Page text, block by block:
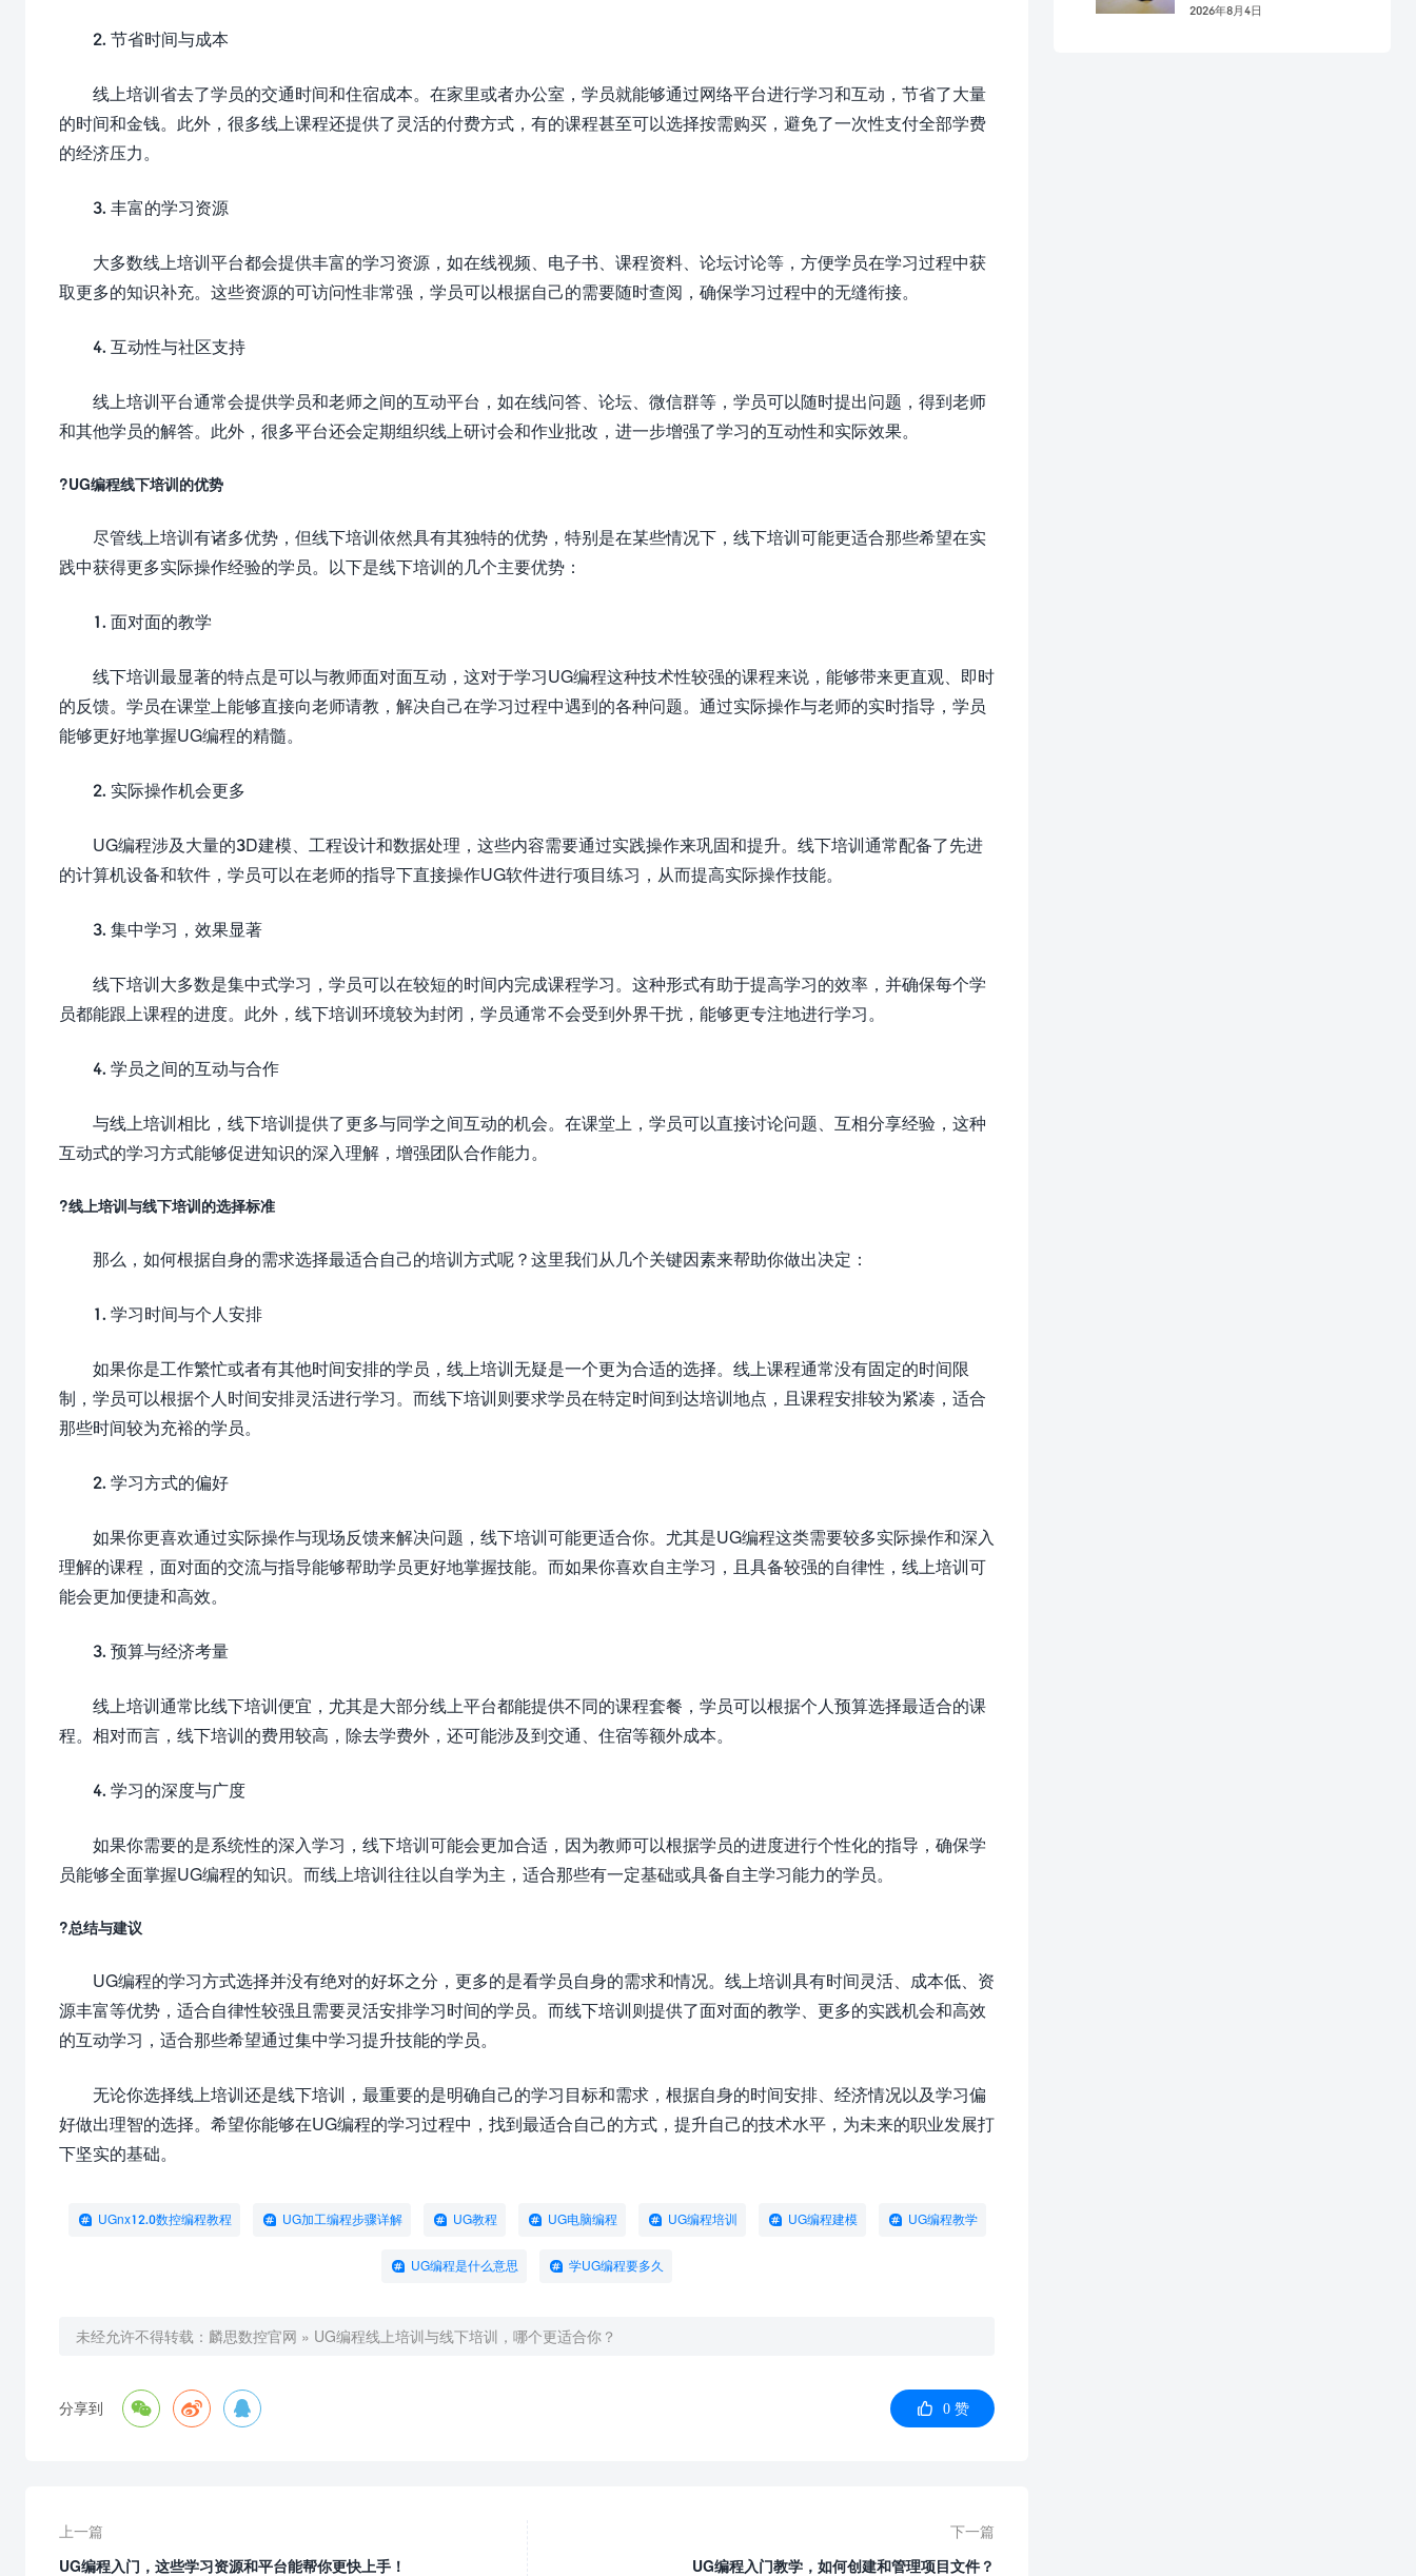
2. 节省时间与成本
线上培训省去了学员的交通时间和住宿成本。在家里或者办公室，学员就能够通过网络平台进行学习和互动，节省了大量
的时间和金钱。此外，很多线上课程还提供了灵活的付费方式，有的课程甚至可以选择按需购买，避免了一次性支付全部学费
的经济压力。
3. 丰富的学习资源
大多数线上培训平台都会提供丰富的学习资源，如在线视频、电子书、课程资料、论坛讨论等，方便学员在学习过程中获
取更多的知识补充。这些资源的可访问性非常强，学员可以根据自己的需要随时查阅，确保学习过程中的无缝衔接。
4. 互动性与社区支持
线上培训平台通常会提供学员和老师之间的互动平台，如在线问答、论坛、微信群等，学员可以随时提出问题，得到老师
和其他学员的解答。此外，很多平台还会定期组织线上研讨会和作业批改，进一步增强了学习的互动性和实际效果。
?UG编程线下培训的优势
尽管线上培训有诸多优势，但线下培训依然具有其独特的优势，特别是在某些情况下，线下培训可能更适合那些希望在实
践中获得更多实际操作经验的学员。以下是线下培训的几个主要优势：
1. 面对面的教学
线下培训最显著的特点是可以与教师面对面互动，这对于学习UG编程这种技术性较强的课程来说，能够带来更直观、即时
的反馈。学员在课堂上能够直接向老师请教，解决自己在学习过程中遇到的各种问题。通过实际操作与老师的实时指导，学员
能够更好地掌握UG编程的精髓。
2. 实际操作机会更多
UG编程涉及大量的3D建模、工程设计和数据处理，这些内容需要通过实践操作来巩固和提升。线下培训通常配备了先进
的计算机设备和软件，学员可以在老师的指导下直接操作UG软件进行项目练习，从而提高实际操作技能。
3. 集中学习，效果显著
线下培训大多数是集中式学习，学员可以在较短的时间内完成课程学习。这种形式有助于提高学习的效率，并确保每个学
员都能跟上课程的进度。此外，线下培训环境较为封闭，学员通常不会受到外界干扰，能够更专注地进行学习。
4. 学员之间的互动与合作
与线上培训相比，线下培训提供了更多与同学之间互动的机会。在课堂上，学员可以直接讨论问题、互相分享经验，这种
互动式的学习方式能够促进知识的深入理解，增强团队合作能力。
?线上培训与线下培训的选择标准
那么，如何根据自身的需求选择最适合自己的培训方式呢？这里我们从几个关键因素来帮助你做出决定：
1. 学习时间与个人安排
如果你是工作繁忙或者有其他时间安排的学员，线上培训无疑是一个更为合适的选择。线上课程通常没有固定的时间限
制，学员可以根据个人时间安排灵活进行学习。而线下培训则要求学员在特定时间到达培训地点，且课程安排较为紧凑，适合
那些时间较为充裕的学员。
2. 学习方式的偏好
如果你更喜欢通过实际操作与现场反馈来解决问题，线下培训可能更适合你。尤其是UG编程这类需要较多实际操作和深入
理解的课程，面对面的交流与指导能够帮助学员更好地掌握技能。而如果你喜欢自主学习，且具备较强的自律性，线上培训可
能会更加便捷和高效。
3. 预算与经济考量
线上培训通常比线下培训便宜，尤其是大部分线上平台都能提供不同的课程套餐，学员可以根据个人预算选择最适合的课
程。相对而言，线下培训的费用较高，除去学费外，还可能涉及到交通、住宿等额外成本。
4. 学习的深度与广度
如果你需要的是系统性的深入学习，线下培训可能会更加合适，因为教师可以根据学员的进度进行个性化的指导，确保学
员能够全面掌握UG编程的知识。而线上培训往往以自学为主，适合那些有一定基础或具备自主学习能力的学员。
?总结与建议
UG编程的学习方式选择并没有绝对的好坏之分，更多的是看学员自身的需求和情况。线上培训具有时间灵活、成本低、资
源丰富等优势，适合自律性较强且需要灵活安排学习时间的学员。而线下培训则提供了面对面的教学、更多的实践机会和高效
的互动学习，适合那些希望通过集中学习提升技能的学员。
无论你选择线上培训还是线下培训，最重要的是明确自己的学习目标和需求，根据自身的时间安排、经济情况以及学习偏
好做出理智的选择。希望你能够在UG编程的学习过程中，找到最适合自己的方式，提升自己的技术水平，为未来的职业发展打
下坚实的基础。
UGnx12.0数控编程教程 UG加工编程步骤详解 UG教程 UG电脑编程 UG编程培训 UG编程建模 UG编程教学
UG编程是什么意思 学UG编程要多久
未经允许不得转载： 麟思数控官网 » UG编程线上培训与线下培训，哪个更适合你？
分享到     0 赞
上一篇
UG编程入门，这些学习资源和平台能帮你更快上手！
下一篇
UG编程入门教学，如何创建和管理项目文件？
2026年8月4日